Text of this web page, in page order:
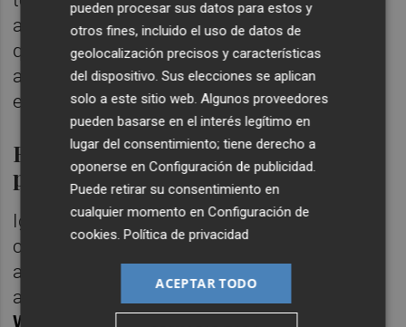
a través de plantas eólicas y fotovoltaicas,
que posibilitan el proceso de electrólisis del
agua y la generación de hidrógeno sin
emisiones.
Elección de Castelló frente a otros
puertos europeos y españoles
Ignis valoró diferentes ciudades europeas
con puerto para ubicar la planta de
amoníaco verde. Además de Castelló,
analizó
Wilhelmshaven, así como las vecinas
pueden procesar sus datos para estos y
otros fines, incluido el uso de datos de
geolocalización precisos y características
del dispositivo. Sus elecciones se aplican
solo a este sitio web. Algunos proveedores
pueden basarse en el interés legítimo en
lugar del consentimiento; tiene derecho a
oponerse enConfiguración de publicidad.
Puede retirar su consentimiento en
cualquier momento enConfiguración de
cookies.Política de privacidad
ACEPTAR TODO